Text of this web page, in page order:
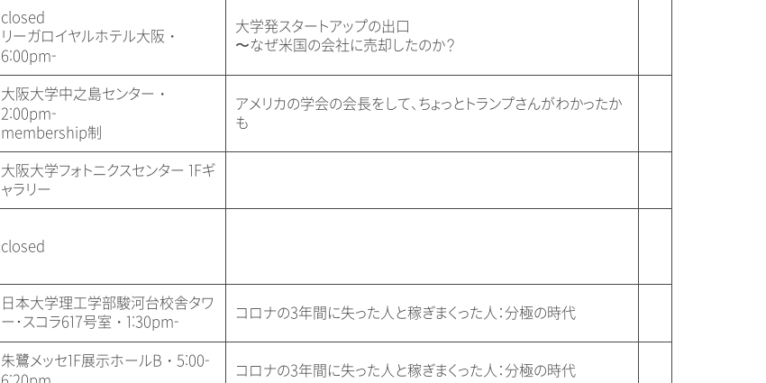
closed
リーガロイヤルホテル大阪・
6:00pm-
大学発スタートアップの出口
〜なぜ米国の会社に売却したのか？
大阪大学中之島センター・
2:00pm-
membership制
アメリカの学会の会長をして、ちょっとトランプさんがわかったか
も
大阪大学フォトニクスセンター 1Fギ
ャラリー
closed
日本大学理工学部駿河台校舎タワ
ー･スコラ617号室・1:30pm-
コロナの3年間に失った人と稼ぎまくった人：分極の時代
朱鷺メッセ1F展示ホールB・5:00-
コロナの3年間に失った人と稼ぎまくった人：分極の時代